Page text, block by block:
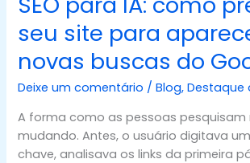
seu site para
novas buscas do
Deixe um comentário /Blog,Destaque
A forma como as pessoas pesquisam
mudando. Antes, o usuário digitava
chave, analisava os links da primeira
para
IA:
como
preparar
seu
site
para
aparecer